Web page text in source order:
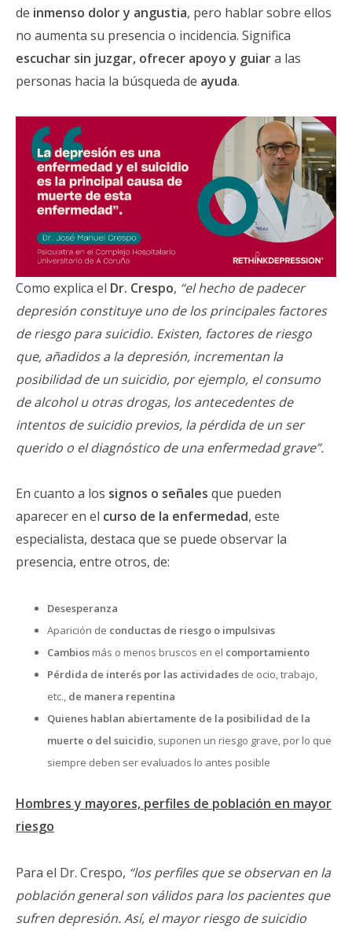
de inmenso dolor y angustia, pero hablar sobre ellos
no aumenta su presencia o incidencia. Significa
escuchar sin juzgar, ofrecer apoyo y guiara las
personas hacia la búsqueda de ayuda.
Como explica el Dr. Crespo, “el hecho de padecer
depresión constituye uno de los principales factores
de riesgo para suicidio. Existen, factores de riesgo
que, añadidos a la depresión, incrementan la
posibilidad de un suicidio, por ejemplo, el consumo
de alcohol u otras drogas, los antecedentes de
intentos de suicidio previos, la pérdida de un ser
querido o el diagnóstico de una enfermedad grave”.
En cuanto a los signos o señales que pueden
aparecer en el curso de la enfermedad, este
especialista, destaca que se puede observar la
presencia, entre otros, de:
Desesperanza
Aparición de conductas de riesgo o impulsivas
Cambios más o menos bruscos en el comportamiento
Pérdida de interés por las actividades de ocio, trabajo,
etc., de manera repentina
Quienes hablan abiertamente de la posibilidad de la
muerte o del suicidio, suponen un riesgo grave, por lo que
siempre deben ser evaluados lo antes posible
Hombres y mayores, perfiles de población en mayor
riesgo
Para el Dr. Crespo, “los perfiles que se observan en la
población general son válidos para los pacientes que
sufren depresión. Así, el mayor riesgo de suicidio